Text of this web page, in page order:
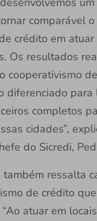
comparável
crédito em atuar
Os resultados
cooperativismo
diferenciado para
completos
cidades”,
do Sicredi,
também ressalta
de crédito
“Ao atuar em